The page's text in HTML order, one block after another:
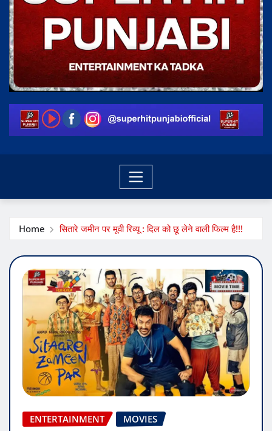
Home सितारे जमीन पर मूवी रिव्यू : दिल को छू लेने वाली फिल्म है!!!
ENTERTAINMENT MOVIES